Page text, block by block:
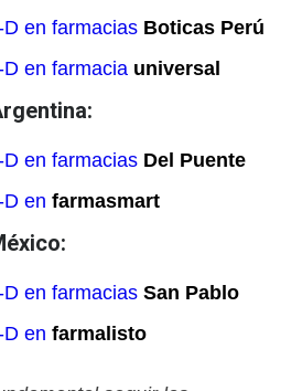
en farmacias Boticas Perú
en farmacia universal
en farmacias Del Puente
D enfarmasmart
D en farmaciasSan Pablo
D enfarmalisto